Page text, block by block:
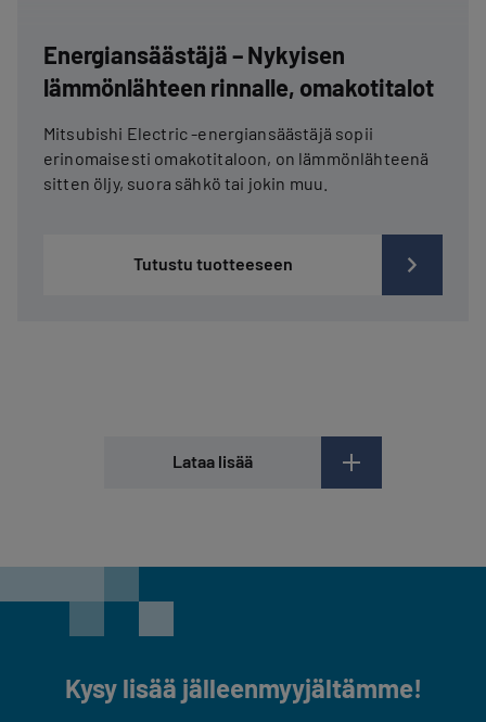
Energiansäästäjä – Nykyisen
lämmönlähteen rinnalle, omakotitalot
Mitsubishi Electric -energiansäästäjä sopii
erinomaisesti omakotitaloon, on lämmönlähteenä
sitten öljy, suora sähkö tai jokin muu.
Tutustu tuotteeseen
Lataa lisää
Kysy lisää jälleenmyyjältämme!